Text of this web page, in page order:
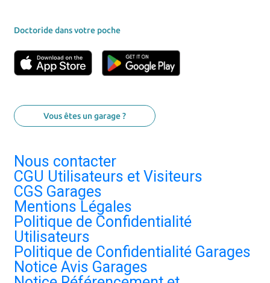
Doctoride dans votre poche
Vous êtes un garage ?
Nous contacter
CGU Utilisateurs et Visiteurs
CGS Garages
Mentions Légales
Politique de Confidentialité
Utilisateurs
Politique de Confidentialité Garages
Notice Avis Garages